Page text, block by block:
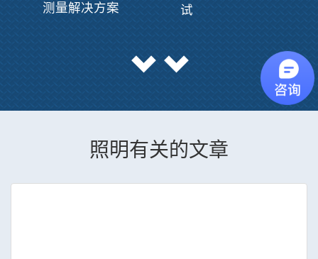
试
测量解决方案
照明有关的文章